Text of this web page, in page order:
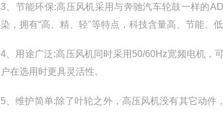
3、节能环保:高压风机采用与奔驰汽车轮鼓一样的
染，拥有“高、精、轻"等特点，科技含量高、节能、
4、用途广泛:高压风机同时采用50/60Hz宽频电机，
户在选用时更具灵活性。
5、维护简单:除了叶轮之外，高压风机没有其它动